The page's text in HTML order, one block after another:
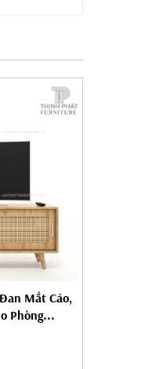
Mắt Cáo,
Phòng...